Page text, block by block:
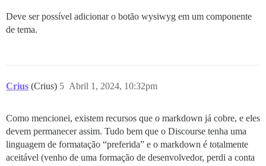
Deve ser possível adicionar o botão wysiwyg em um componente
de tema.
Crius (Crius) Abril 1, 2024, 10:32pm
5
Como mencionei, existem recursos que o markdown já cobre, e eles
devem permanecer assim. Tudo bem que o Discourse tenha uma
linguagem de formatação “preferida” e o markdown é totalmente
aceitável (venho de uma formação de desenvolvedor, perdi a conta